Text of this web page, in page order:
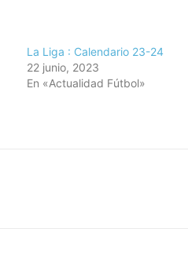
La Liga : Calendario 23-24
22 junio, 2023
En «Actualidad Fútbol»